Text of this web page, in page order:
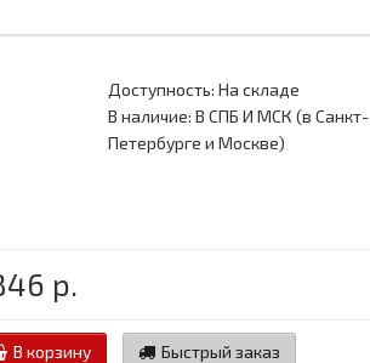
Доступность: На складе
В наличие: В СПБ И МСК (в Санкт-
Петербурге и Москве)
р.
В корзину Быстрый заказ